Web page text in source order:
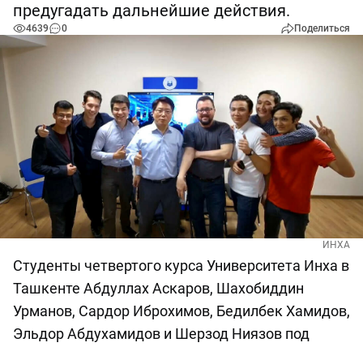
предугадать дальнейшие действия.
4639 0 Поделиться
ИНХА
Студенты четвертого курса Университета Инха в
Ташкенте Абдуллах Аскаров, Шахобиддин
Урманов, Сардор Иброхимов, Бедилбек Хамидов,
Эльдор Абдухамидов и Шерзод Ниязов под